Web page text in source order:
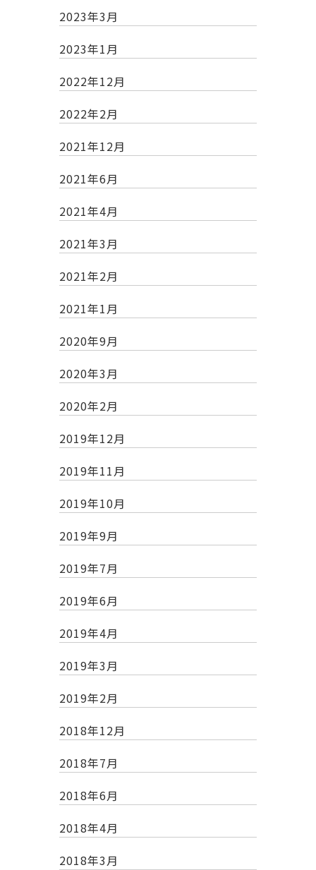
2023年3月
2023年1月
2022年12月
2022年2月
2021年12月
2021年6月
2021年4月
2021年3月
2021年2月
2021年1月
2020年9月
2020年3月
2020年2月
2019年12月
2019年11月
2019年10月
2019年9月
2019年7月
2019年6月
2019年4月
2019年3月
2019年2月
2018年12月
2018年7月
2018年6月
2018年4月
2018年3月